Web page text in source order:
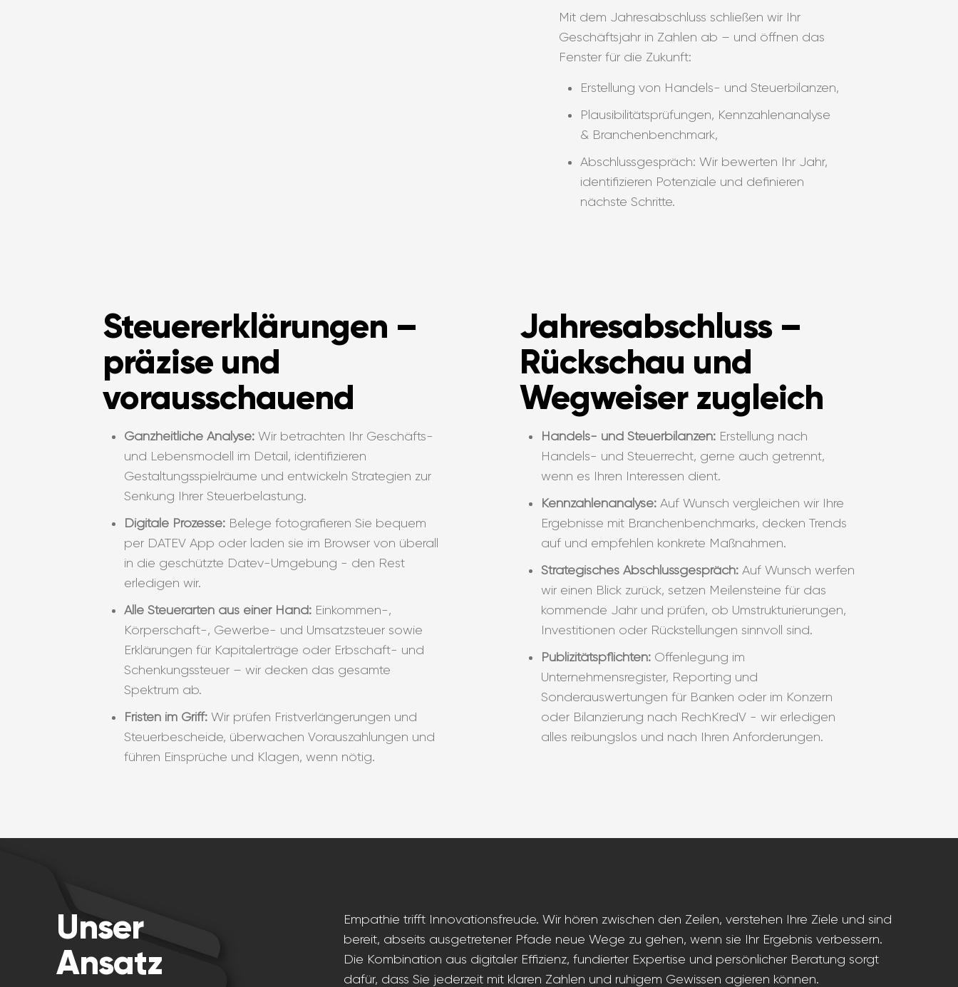
Mit dem Jahresabschluss schließen wir Ihr
Geschäftsjahr in Zahlen ab – und öffnen das
Fenster für die Zukunft:
Erstellung von Handels- und Steuerbilanzen,
Plausibilitätsprüfungen, Kennzahlenanalyse
& Branchenbenchmark,
Abschlussgespräch: Wir bewerten Ihr Jahr,
identifizieren Potenziale und definieren
nächste Schritte.
Steuererklärungen –
präzise und
vorausschauend
Ganzheitliche Analyse: Wir betrachten Ihr Geschäfts-
und Lebensmodell im Detail, identifizieren
Gestaltungsspielräume und entwickeln Strategien zur
Senkung Ihrer Steuerbelastung.
Digitale Prozesse: Belege fotografieren Sie bequem
per DATEV App oder laden sie im Browser von überall
in die geschützte Datev-Umgebung - den Rest
erledigen wir.
Alle Steuerarten aus einer Hand: Einkommen-,
Körperschaft-, Gewerbe- und Umsatzsteuer sowie
Erklärungen für Kapitalerträge oder Erbschaft- und
Schenkungssteuer – wir decken das gesamte
Spektrum ab.
Fristen im Griff: Wir prüfen Fristverlängerungen und
Steuerbescheide, überwachen Vorauszahlungen und
führen Einsprüche und Klagen, wenn nötig.
Jahresabschluss –
Rückschau und
Wegweiser zugleich
Handels- und Steuerbilanzen: Erstellung nach
Handels- und Steuerrecht, gerne auch getrennt,
wenn es Ihren Interessen dient.
Kennzahlenanalyse: Auf Wunsch vergleichen wir Ihre
Ergebnisse mit Branchenbenchmarks, decken Trends
auf und empfehlen konkrete Maßnahmen.
Strategisches Abschlussgespräch: Auf Wunsch werfen
wir einen Blick zurück, setzen Meilensteine für das
kommende Jahr und prüfen, ob Umstrukturierungen,
Investitionen oder Rückstellungen sinnvoll sind.
Publizitätspflichten: Offenlegung im
Unternehmensregister, Reporting und
Sonderauswertungen für Banken oder im Konzern
oder Bilanzierung nach RechKredV - wir erledigen
alles reibungslos und nach Ihren Anforderungen.
Unser
Ansatz
Empathie trifft Innovationsfreude. Wir hören zwischen den Zeilen, verstehen Ihre Ziele und sind
bereit, abseits ausgetretener Pfade neue Wege zu gehen, wenn sie Ihr Ergebnis verbessern.
Die Kombination aus digitaler Effizienz, fundierter Expertise und persönlicher Beratung sorgt
dafür, dass Sie jederzeit mit klaren Zahlen und ruhigem Gewissen agieren können.